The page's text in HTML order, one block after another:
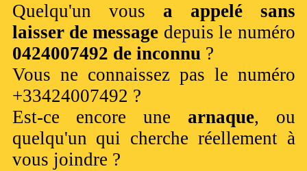
Quelqu'un vous a appelé sans
laisser de message depuis le numéro
0424007492 de inconnu?
Vous ne connaissez pas le numéro
+33424007492 ?
Est-ce encore une arnaque, ou
quelqu'un qui cherche réellement à
vous joindre ?